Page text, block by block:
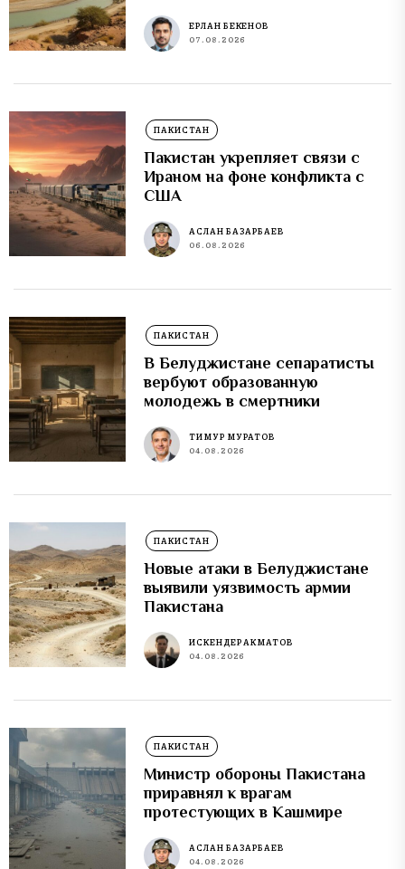
ЕРЛАН БЕКЕНОВ
07.08.2026
ПАКИСТАН
Пакистан укрепляет связи с
Ираном на фоне конфликта с
США
АСЛАН БАЗАРБАЕВ
06.08.2026
ПАКИСТАН
В Белуджистане сепаратисты
вербуют образованную
молодежь в смертники
ТИМУР МУРАТОВ
04.08.2026
ПАКИСТАН
Новые атаки в Белуджистане
выявили уязвимость армии
Пакистана
ИСКЕНДЕР АКМАТОВ
04.08.2026
ПАКИСТАН
Министр обороны Пакистана
приравнял к врагам
протестующих в Кашмире
АСЛАН БАЗАРБАЕВ
04.08.2026